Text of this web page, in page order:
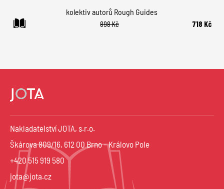
kolektiv autorů Rough Guides
898 Kč
718 Kč
Nakladatelství JOTA, s.r.o.
Škárova 809/16, 612 00 Brno – Královo Pole
+420 515 919 580
jota@jota.cz